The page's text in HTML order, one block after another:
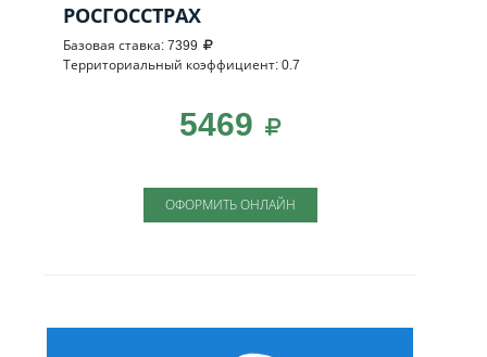
РОСГОССТРАХ
Базовая ставка: 7399
Территориальный коэффициент: 0.7
5469
ОФОРМИТЬ ОНЛАЙН